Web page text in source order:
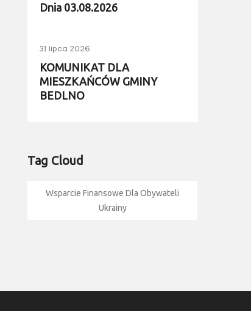
Dnia 03.08.2026
31 lipca 2026
KOMUNIKAT DLA
MIESZKAŃCÓW GMINY
BEDLNO
Tag Cloud
Wsparcie Finansowe Dla Obywateli
Ukrainy